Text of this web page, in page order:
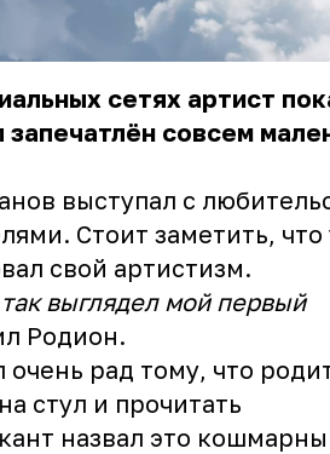
сетях артист
совсем
выступал с
Стоит заметить, что
свой артистизм.
выглядел мой первый
Родион.
очень рад тому, что
стул и прочитать
назвал это